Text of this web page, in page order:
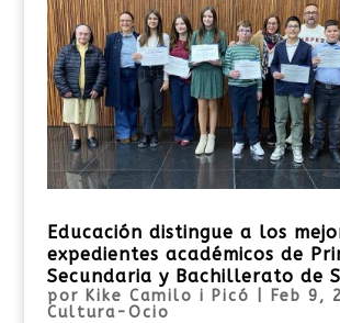
Educación distingue a los
expedientes académicos de
Secundaria y Bachillerato de
por Kike Camilo i Picó Feb 9,
Cultura-Ocio